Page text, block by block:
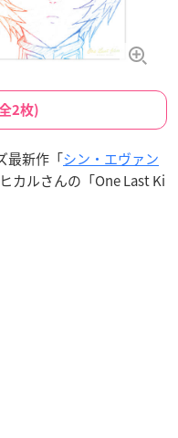
2枚)
最新作「シン・エヴァン
カルさんの「One Last Ki